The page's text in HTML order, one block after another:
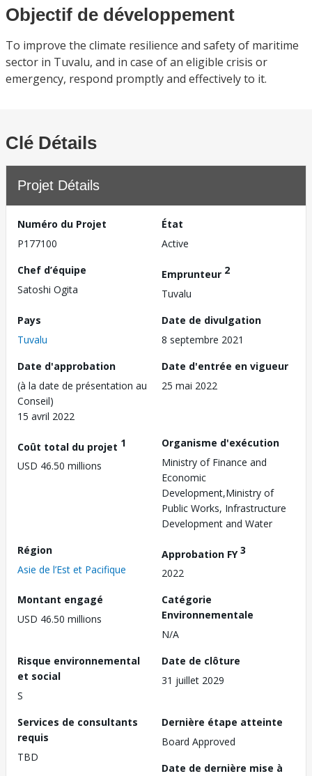
Objectif de développement
To improve the climate resilience and safety of maritime
sector in Tuvalu, and in case of an eligible crisis or
emergency, respond promptly and effectively to it.
Clé Détails
Projet Détails
Numéro du Projet
P177100
État
Active
Chef d’équipe
Satoshi Ogita
Emprunteur 2
Tuvalu
Pays
Tuvalu
Date de divulgation
8 septembre 2021
Date d'approbation
(à la date de présentation au
Conseil)
15 avril 2022
Date d'entrée en vigueur
25 mai 2022
Coût total du projet 1
USD 46.50 millions
Organisme d'exécution
Ministry of Finance and
Economic
Development,Ministry of
Public Works, Infrastructure
Development and Water
Région
Asie de l’Est et Pacifique
Approbation FY3
2022
Montant engagé
USD 46.50 millions
Catégorie
Environnementale
N/A
Risque environnemental
et social
S
Date de clôture
31 juillet 2029
Services de consultants
requis
TBD
Dernière étape atteinte
Board Approved
Date de dernière mise à